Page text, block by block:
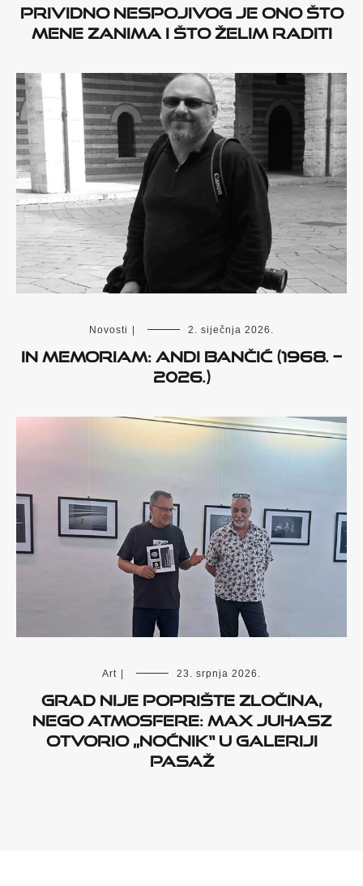
prividno nespojivog je ono što
mene zanima i što želim raditi
Novosti 2. siječnja 2026.
IN MEMORIAM: Andi Bančić (1968. –
2026.)
Art 23. srpnja 2026.
Grad nije poprište zločina,
nego atmosfere: Max Juhasz
otvorio „Noćnik“ u Galeriji
Pasaž